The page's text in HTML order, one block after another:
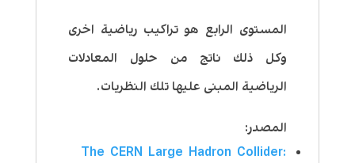
المستوى الرابع هو تراكيب رياضية اخرى
وكل ذلك ناتج من حلول المعادلات
الرياضية المبنى عليها تلك النظريات.
المصدر:
The CERN Large Hadron Collider: